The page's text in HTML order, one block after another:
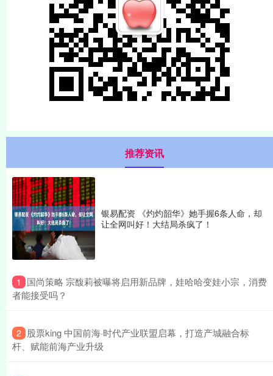
推荐资讯
银易配资 《灼灼韶华》她手握6条人命，却
让全网叫好！大结局杀疯了！
1
​国尚策略 宗馥莉被曝将启用新品牌，娃哈哈变娃小宗，消费
者能接受吗？
2 ​股票king 中国前海·时代产业联盟启幕，打造产城融合标
杆、赋能前海产业升级